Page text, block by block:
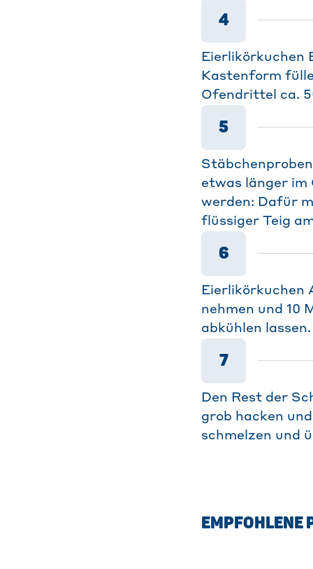
4
Eierlikörkuchen
Kastenform
Ofendrittel ca.
5
etwas länger im
werden: Dafür
flüssiger Teig
6
Eierlikörkuchen
nehmen und 10
abkühlen lassen.
7
Den Rest der
grob hacken
schmelzen und
EMPFOHLENE